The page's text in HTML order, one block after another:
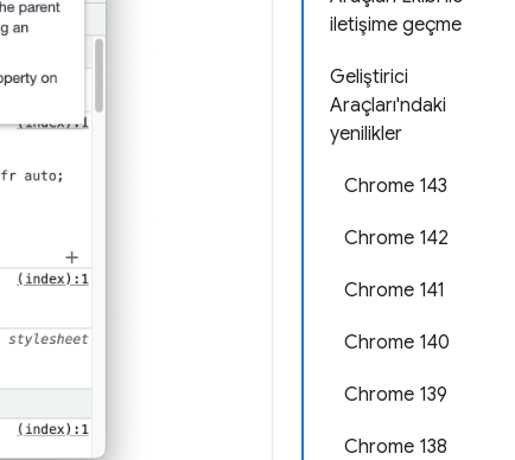
iletişime geçme
Geliştirici
Araçları'ndaki
yenilikler
Chrome 143
Chrome 142
Chrome 141
Chrome 140
Chrome 139
Chrome 138